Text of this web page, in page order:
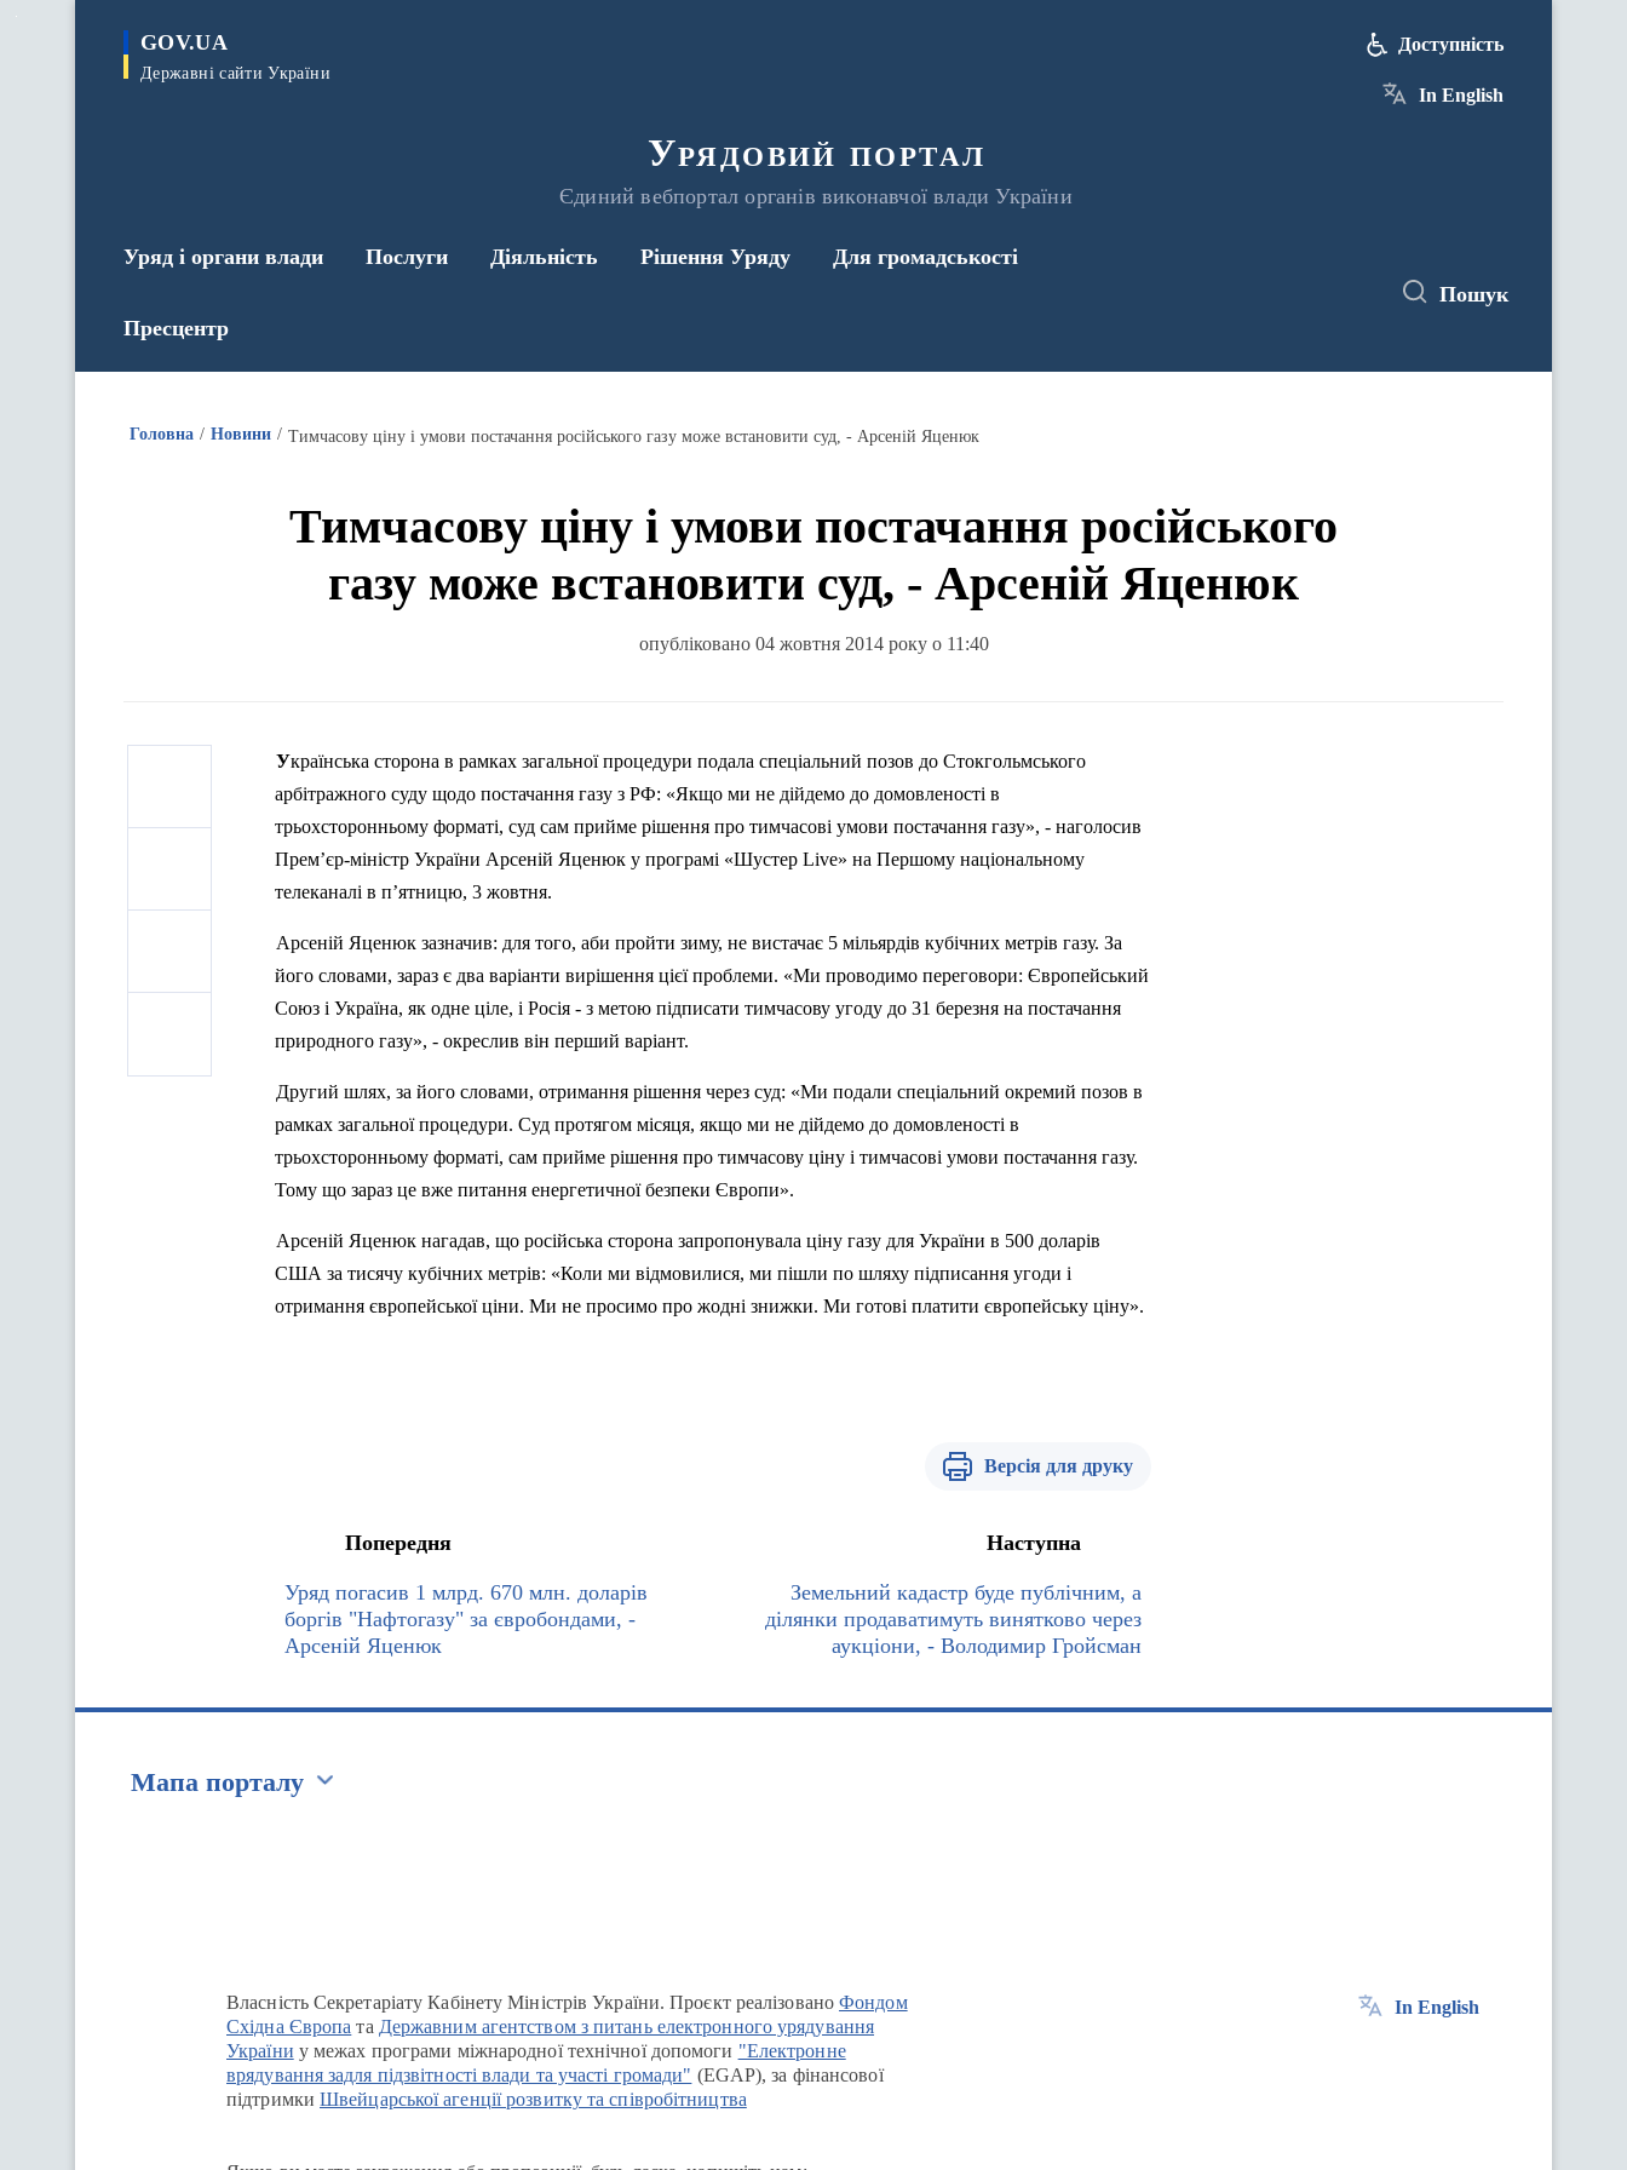
GOV.UA
Державні сайти України
Урядовий портал
Єдиний вебпортал органів виконавчої влади України
Доступність
In English
Уряд і органи влади Послуги Діяльність Рішення Уряду Для громадськості
Пресцентр
Пошук
Головна Новини Тимчасову ціну і умови постачання російського газу може встановити суд, - Арсеній Яценюк
Тимчасову ціну і умови постачання російського
газу може встановити суд, - Арсеній Яценюк
опубліковано 04 жовтня 2014 року о 11:40
Українська сторона в рамках загальної процедури подала спеціальний позов до Стокгольмського
арбітражного суду щодо постачання газу з РФ: «Якщо ми не дійдемо до домовленості в
трьохсторонньому форматі, суд сам прийме рішення про тимчасові умови постачання газу», - наголосив
Прем’єр-міністр України Арсеній Яценюк у програмі «Шустер Live» на Першому національному
телеканалі в п’ятницю, 3 жовтня.
Арсеній Яценюк зазначив: для того, аби пройти зиму, не вистачає 5 мільярдів кубічних метрів газу. За
його словами, зараз є два варіанти вирішення цієї проблеми. «Ми проводимо переговори: Європейський
Союз і Україна, як одне ціле, і Росія - з метою підписати тимчасову угоду до 31 березня на постачання
природного газу», - окреслив він перший варіант.
Другий шлях, за його словами, отримання рішення через суд: «Ми подали спеціальний окремий позов в
рамках загальної процедури. Суд протягом місяця, якщо ми не дійдемо до домовленості в
трьохсторонньому форматі, сам прийме рішення про тимчасову ціну і тимчасові умови постачання газу.
Тому що зараз це вже питання енергетичної безпеки Європи».
Арсеній Яценюк нагадав, що російська сторона запропонувала ціну газу для України в 500 доларів
США за тисячу кубічних метрів: «Коли ми відмовилися, ми пішли по шляху підписання угоди і
отримання європейської ціни. Ми не просимо про жодні знижки. Ми готові платити європейську ціну».
Версія для друку
Попередня
Уряд погасив 1 млрд. 670 млн. доларів
боргів "Нафтогазу" за євробондами, -
Арсеній Яценюк
Наступна
Земельний кадастр буде публічним, а
ділянки продаватимуть винятково через
аукціони, - Володимир Гройсман
Мапа порталу
Власність Секретаріату Кабінету Міністрів України. Проєкт реалізованоФондом
Східна Європа та Державним агентством з питань електронного урядування
України у межах програми міжнародної технічної допомоги "Електронне
врядування задля підзвітності влади та участі громади" (EGAP), за фінансової
підтримки Швейцарської агенції розвитку та співробітництва
In English